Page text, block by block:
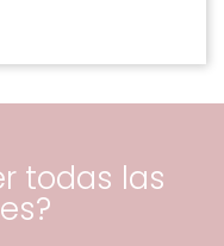
todas las